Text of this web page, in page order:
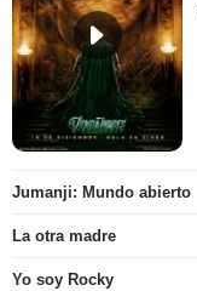
Jumanji: Mundo abierto
La otra madre
Yo soy Rocky